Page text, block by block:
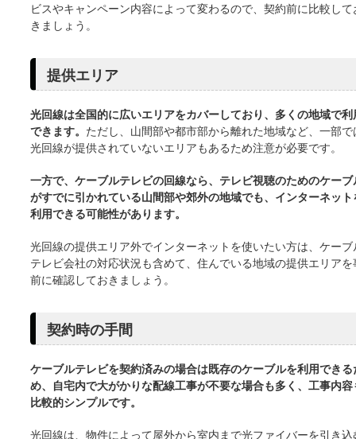
ビスやキャンペーン内容によって変わるので、契約前に比較して
きましょう。
提供エリア
光回線は全国的に広いエリアをカバーしており、多くの地域で利
できます。 ただし、山間部や都市部から離れた地域など、一部で
光回線が提供されていないエリアもあるため注意が必要です。
一方で、ケーブルテレビの回線なら、テレビ視聴のためのケーブ
がすでに引かれている山間部や郊外の地域でも、インターネット
利用できる可能性があります。
光回線の提供エリア外でインターネットを使いたい方は、ケーブ
テレビ会社の対応状況も含めて、住んでいる地域の提供エリアを
前に確認しておきましょう。
契約時の手間
ケーブルテレビを契約済みの場合は既存のケーブルを利用できる
め、自宅内で大がかりな配線工事が不要な場合も多く、工事内容
比較的シンプルです。
光回線は、物件によって屋外から室内まで光ファイバーを引き込